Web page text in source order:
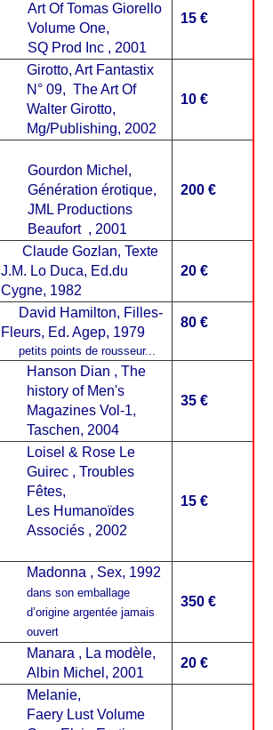
Art Of Tomas Giorello
Volume One,
SQ Prod Inc , 2001
15 €
Girotto, Art Fantastix
N° 09, The Art Of
Walter Girotto,
Mg/Publishing, 2002
10 €
Gourdon Michel,
Génération érotique,
JML Productions
Beaufort , 2001
200 €
Claude Gozlan, Texte
J.M. Lo Duca, Ed.du
Cygne, 1982
20 €
David Hamilton, Filles-
Fleurs, Ed. Agep, 1979
petits points de rousseur...
80 €
Hanson Dian , The
history of Men's
Magazines Vol-1,
Taschen, 2004
35 €
Loisel & Rose Le
Guirec , Troubles
Fêtes,
Les Humanoïdes
Associés , 2002
15 €
Madonna , Sex, 1992
dans son emballage
d’origine argentée jamais
ouvert
350 €
Manara , La modèle,
Albin Michel, 2001
20 €
Melanie,
Faery Lust Volume